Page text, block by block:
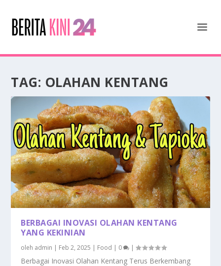
TAG: OLAHAN KENTANG
BERBAGAI INOVASI OLAHAN KENTANG
YANG KEKINIAN
oleh admin | Feb 2, 2025 | Food | 0 |
Berbagai Inovasi Olahan Kentang Terus Berkembang